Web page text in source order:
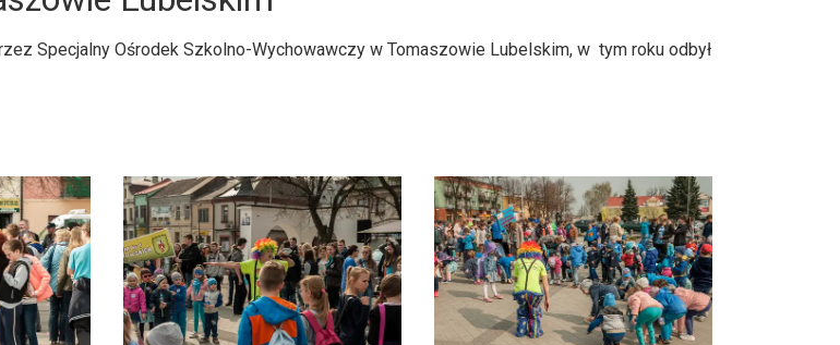
Specjalny Ośrodek Szkolno-Wychowawczy w Tomaszowie Lubelskim, w tym roku odbył